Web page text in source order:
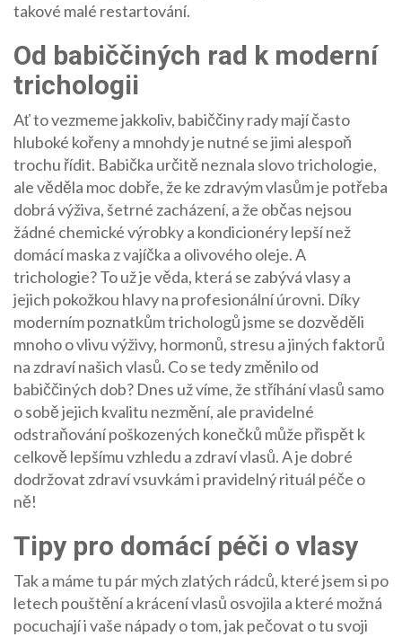
takové malé restartování.
Od babiččiných rad k moderní
trichologii
Ať to vezmeme jakkoliv, babiččiny rady mají často
hluboké kořeny a mnohdy je nutné se jimi alespoň
trochu řídit. Babička určitě neznala slovo trichologie,
ale věděla moc dobře, že ke zdravým vlasům je potřeba
dobrá výživa, šetrné zacházení, a že občas nejsou
žádné chemické výrobky a kondicionéry lepší než
domácí maska z vajíčka a olivového oleje. A
trichologie? To už je věda, která se zabývá vlasy a
jejich pokožkou hlavy na profesionální úrovni. Díky
moderním poznatkům trichologů jsme se dozvěděli
mnoho o vlivu výživy, hormonů, stresu a jiných faktorů
na zdraví našich vlasů. Co se tedy změnilo od
babiččiných dob? Dnes už víme, že stříhání vlasů samo
o sobě jejich kvalitu nezmění, ale pravidelné
odstraňování poškozených konečků může přispět k
celkově lepšímu vzhledu a zdraví vlasů. A je dobré
dodržovat zdraví vsuvkám i pravidelný rituál péče o
ně!
Tipy pro domácí péči o vlasy
Tak a máme tu pár mých zlatých rádců, které jsem si po
letech pouštění a krácení vlasů osvojila a které možná
pocuchají i vaše nápady o tom, jak pečovat o tu svoji